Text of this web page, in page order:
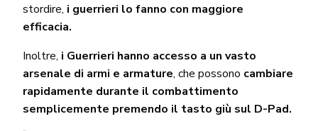
stordire, i guerrieri lo fanno con maggiore
efficacia.
Inoltre, i Guerrieri hanno accesso a un vasto
arsenale di armi e armature, che possono cambiare
rapidamente durante il combattimento
semplicemente premendo il tasto giù sul D-Pad.